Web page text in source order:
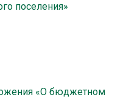
поселения»
«О бюджетном